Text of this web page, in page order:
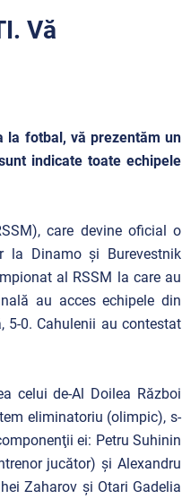
Vă
la fotbal, vă prezentăm un
indicate toate echipele
care devine oficial o
la Dinamo şi Burevestnik
al RSSM la care au
au acces echipele din
5-0. Cahulenii au contestat
celui de-Al Doilea Război
eliminatoriu (olimpic), s-
ei: Petru Suhinin
jucător) şi Alexandru
Zaharov şi Otari Gadelia